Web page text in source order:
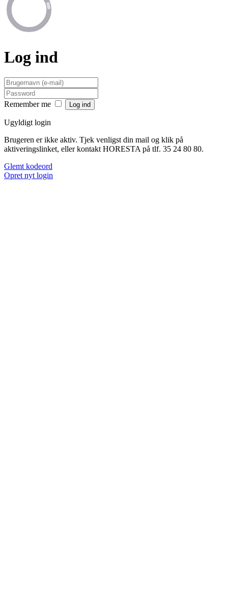
Log ind
Remember me
Ugyldigt login
Brugeren er ikke aktiv. Tjek venligst din mail og klik på
aktiveringslinket, eller kontakt HORESTA på tlf. 35 24 80 80.
Glemt kodeord
Opret nyt login